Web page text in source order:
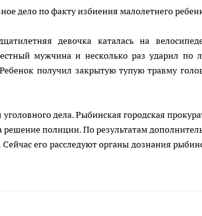
дело по факту избиения малолетнего
девочка каталась на
мужчина и несколько раз ударил по
получил закрытую тупую травму
дела. Рыбинская городская
полиции. По результатам
его расследуют органы дознания